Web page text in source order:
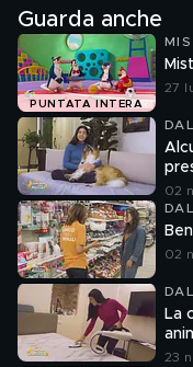
Guarda anche
PUNTATA INTERA
27
02
02
La
23